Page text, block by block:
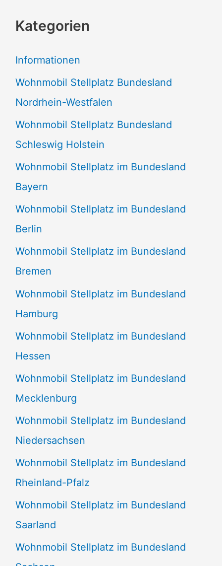
h
n
n
a
c
h
:
Kategorien
Informationen
Wohnmobil Stellplatz Bundesland
Nordrhein-Westfalen
Wohnmobil Stellplatz Bundesland
Schleswig Holstein
Wohnmobil Stellplatz im Bundesland
Bayern
Wohnmobil Stellplatz im Bundesland
Berlin
Wohnmobil Stellplatz im Bundesland
Bremen
Wohnmobil Stellplatz im Bundesland
Hamburg
Wohnmobil Stellplatz im Bundesland
Hessen
Wohnmobil Stellplatz im Bundesland
Mecklenburg
Wohnmobil Stellplatz im Bundesland
Niedersachsen
Wohnmobil Stellplatz im Bundesland
Rheinland-Pfalz
Wohnmobil Stellplatz im Bundesland
Saarland
Wohnmobil Stellplatz im Bundesland